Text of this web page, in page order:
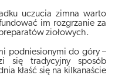
uczucia zimna warto
im rozgrzanie za
ziołowych.
podniesionymi do góry–
się tradycyjny sposób
kłaść się na kilkanaście